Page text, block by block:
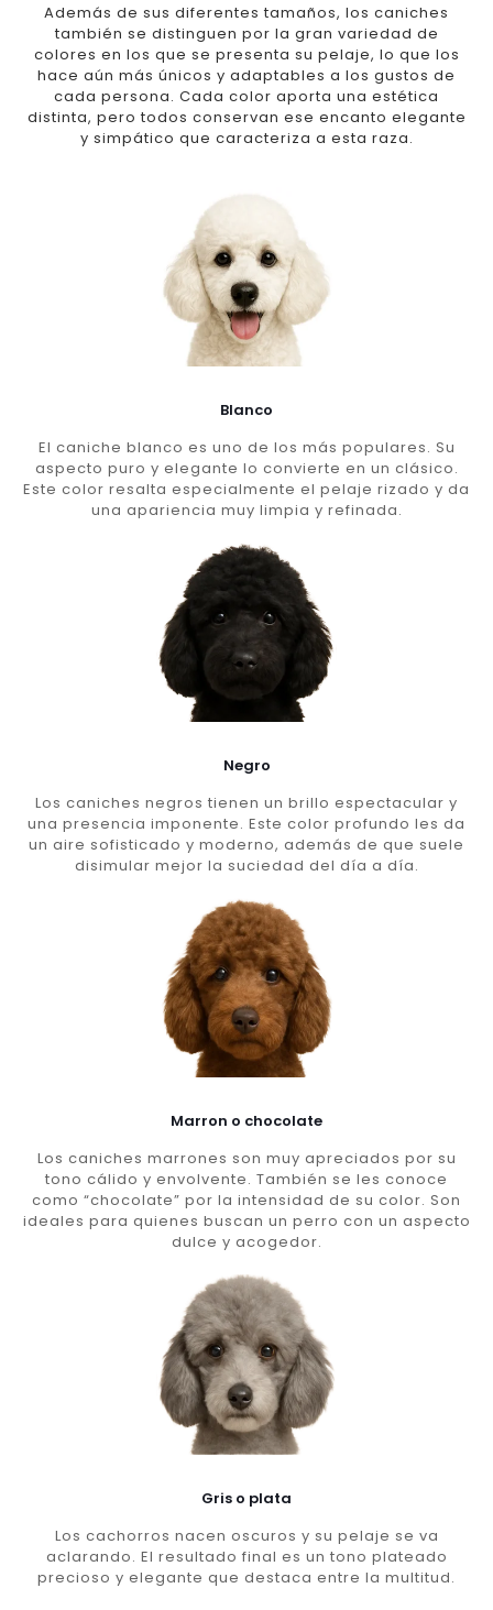
Además de sus diferentes tamaños, los caniches
también se distinguen por la gran variedad de
colores en los que se presenta su pelaje, lo que los
hace aún más únicos y adaptables a los gustos de
cada persona. Cada color aporta una estética
distinta, pero todos conservan ese encanto elegante
y simpático que caracteriza a esta raza.
Blanco
El caniche blanco es uno de los más populares. Su
aspecto puro y elegante lo convierte en un clásico.
Este color resalta especialmente el pelaje rizado y da
una apariencia muy limpia y refinada.
Negro
Los caniches negros tienen un brillo espectacular y
una presencia imponente. Este color profundo les da
un aire sofisticado y moderno, además de que suele
disimular mejor la suciedad del día a día.
Marron o chocolate
Los caniches marrones son muy apreciados por su
tono cálido y envolvente. También se les conoce
como “chocolate” por la intensidad de su color. Son
ideales para quienes buscan un perro con un aspecto
dulce y acogedor.
Gris o plata
Los cachorros nacen oscuros y su pelaje se va
aclarando. El resultado final es un tono plateado
precioso y elegante que destaca entre la multitud.